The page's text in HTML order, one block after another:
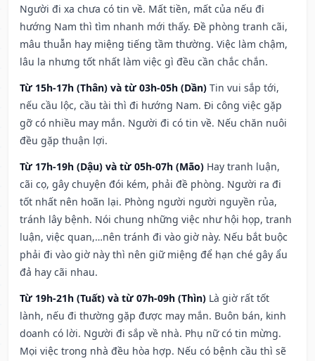
Người đi xa chưa có tin về. Mất tiền, mất của nếu đi
hướng Nam thì tìm nhanh mới thấy. Đề phòng tranh cãi,
mâu thuẫn hay miệng tiếng tầm thường. Việc làm chậm,
lâu la nhưng tốt nhất làm việc gì đều cần chắc chắn.
Từ 15h-17h (Thân) và từ 03h-05h (Dần) Tin vui sắp tới,
nếu cầu lộc, cầu tài thì đi hướng Nam. Đi công việc gặp
gỡ có nhiều may mắn. Người đi có tin về. Nếu chăn nuôi
đều gặp thuận lợi.
Từ 17h-19h (Dậu) và từ 05h-07h (Mão) Hay tranh luận,
cãi cọ, gây chuyện đói kém, phải đề phòng. Người ra đi
tốt nhất nên hoãn lại. Phòng người người nguyền rủa,
tránh lây bệnh. Nói chung những việc như hội họp, tranh
luận, việc quan,…nên tránh đi vào giờ này. Nếu bắt buộc
phải đi vào giờ này thì nên giữ miệng để hạn ché gây ẩu
đả hay cãi nhau.
Từ 19h-21h (Tuất) và từ 07h-09h (Thìn) Là giờ rất tốt
lành, nếu đi thường gặp được may mắn. Buôn bán, kinh
doanh có lời. Người đi sắp về nhà. Phụ nữ có tin mừng.
Mọi việc trong nhà đều hòa hợp. Nếu có bệnh cầu thì sẽ